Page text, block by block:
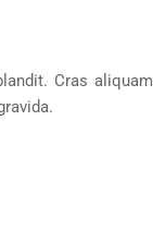
Cras aliquam